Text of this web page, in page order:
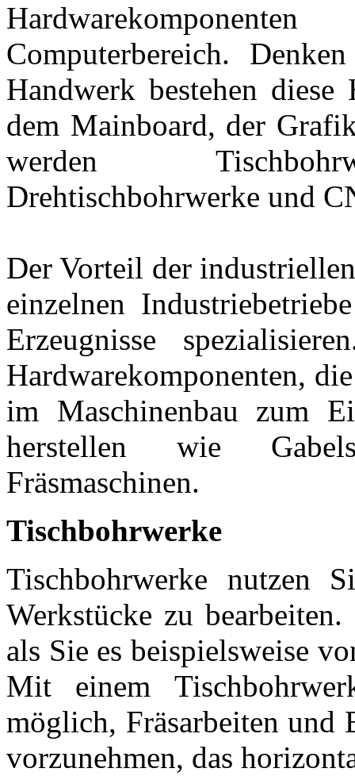
Computerbereich.
Handwerk bestehen diese
dem Mainboard, der
werden
Drehtischbohrwerke und
Der Vorteil der
einzelnen
Erzeugnisse
Hardwarekomponenten,
im Maschinenbau zum
herstellen wie
Fräsmaschinen.
Tischbohrwerke
Tischbohrwerke nutzen
Werkstücke zu
als Sie es beispielsweise
Mit einem
möglich, Fräsarbeiten und
vorzunehmen, das